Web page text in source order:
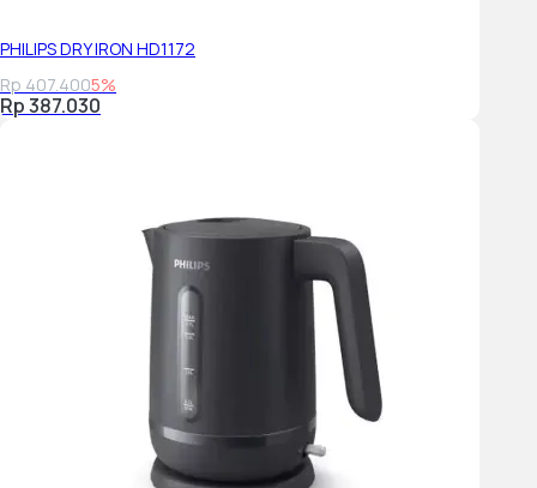
PHILIPS DRY IRON HD1172
Rp 407.4005%
Rp 387.030